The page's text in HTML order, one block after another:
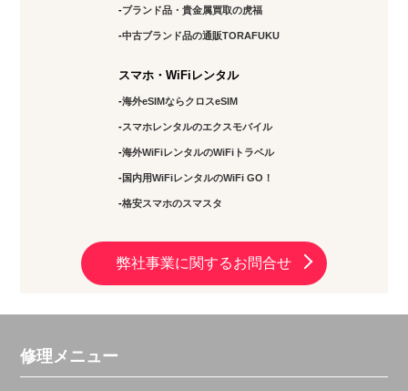
ブランド品・貴金属買取の虎福
中古ブランド品の通販TORAFUKU
スマホ・WiFiレンタル
海外eSIMならクロスeSIM
スマホレンタルのエクスモバイル
海外WiFiレンタルのWiFiトラベル
国内用WiFiレンタルのWiFi GO！
格安スマホのスマスタ
弊社事業に関するお問合せ
修理メニュー